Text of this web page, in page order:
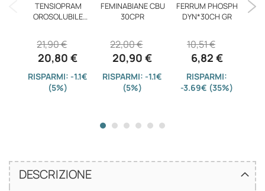
TENSIOPRAM
OROSOLUBILE
20,80 €
21,90 €
RISPARMI: -1.1€
(5%)
FEMINABIANE CBU
30CPR
20,90 €
22,00 €
RISPARMI: -1.1€
(5%)
FERRUM PHOSPH
DYN*30CH GR
6,82 €
10,51 €
RISPARMI:
-3.69€ (35%)
DESCRIZIONE